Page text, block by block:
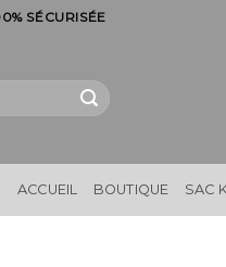
SÉCURISÉE
ACCUEIL BOUTIQUE SAC